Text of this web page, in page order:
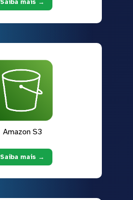
Saiba mais →
Amazon S3
Saiba mais →